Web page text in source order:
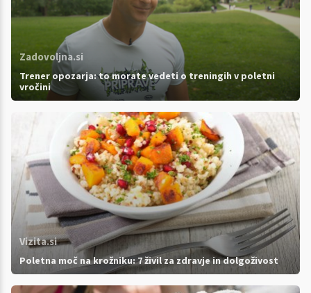
Zadovoljna.si
Trener opozarja: to morate vedeti o treningih v poletni
vročini
Vizita.si
Poletna moč na krožniku: 7 živil za zdravje in dolgoživost